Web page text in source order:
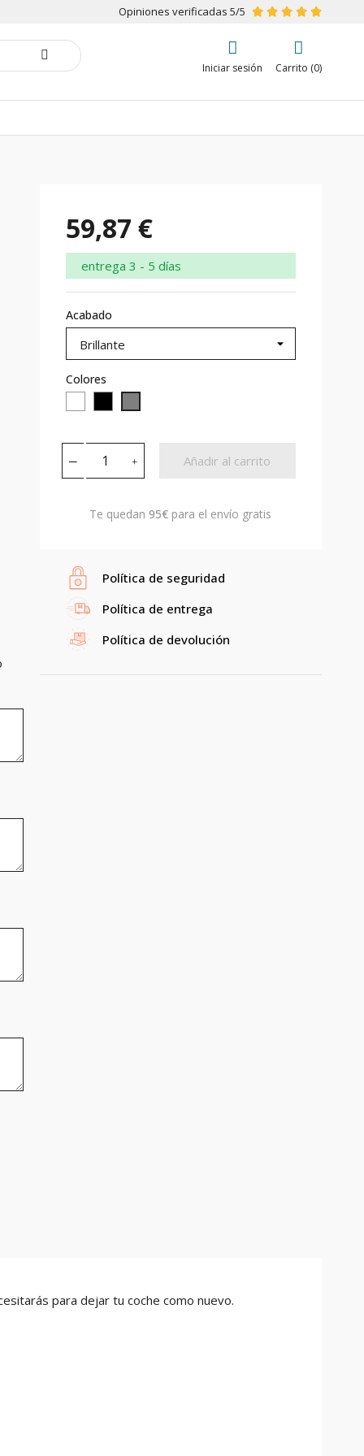
Opiniones verificadas 5/5
Iniciar sesión Carrito (0)
59,87 €
entrega 3 - 5 días
Acabado
Colores
Añadir al carrito
Te quedan95€ para el envío gratis
Política de seguridad
Política de entrega
Política de devolución
para dejar tu coche como nuevo.